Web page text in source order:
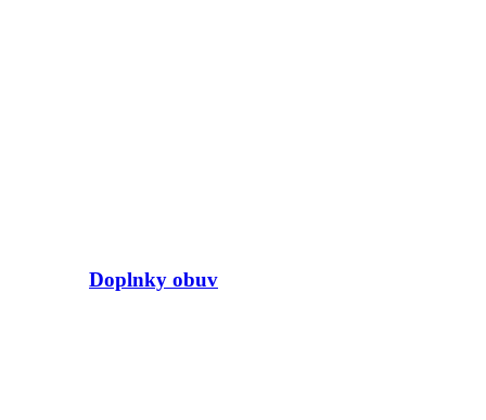
Doplnky obuv